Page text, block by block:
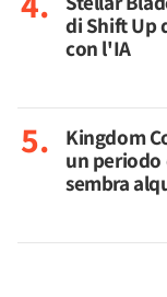
di Shift Up
con l'IA
Kingdom
un periodo
sembra